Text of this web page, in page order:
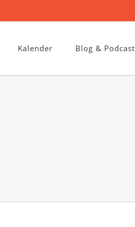
Kalender Blog & Podcast